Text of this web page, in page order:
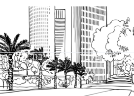
בלבד למבני ציבור על פי